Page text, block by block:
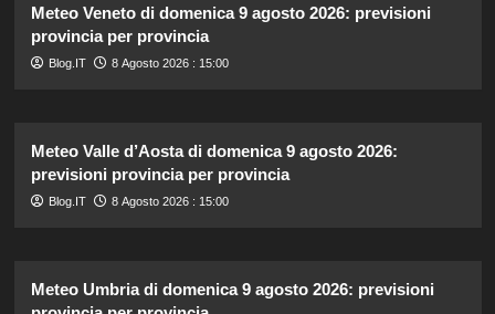
Meteo Veneto di domenica 9 agosto 2026: previsioni
provincia per provincia
Blog.IT 8 Agosto 2026 : 15:00
Meteo Valle d’Aosta di domenica 9 agosto 2026:
previsioni provincia per provincia
Blog.IT 8 Agosto 2026 : 15:00
Meteo Umbria di domenica 9 agosto 2026: previsioni